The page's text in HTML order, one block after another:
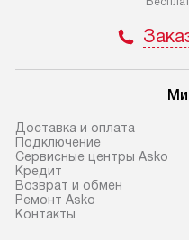
Доставка и оплата
Подключение
Сервисные центры Asko
Кредит
Возврат и обмен
Ремонт Asko
Контакты